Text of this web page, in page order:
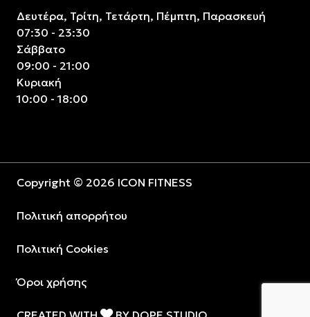
Δευτέρα, Τρίτη, Τετάρτη, Πέμπτη, Παρασκευή
07:30 - 23:30
Σάββατο
09:00 - 21:00
Κυριακή
10:00 - 18:00
Copyright © 2026 ICON FITNESS
Πολιτική απορρήτου
Πολιτική Cookies
Όροι χρήσης